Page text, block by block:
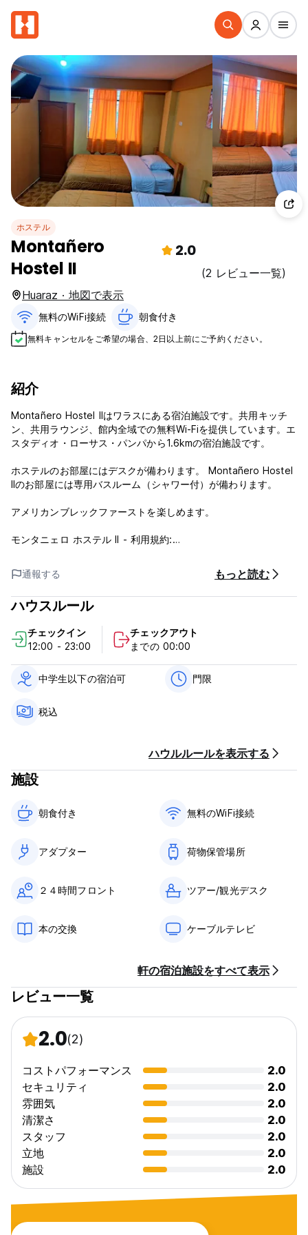
ホステル
Montañero
Hostel II
2.0
(2 レビュー一覧)
Huaraz · 地図で表示
無料のWiFi接続 朝食付き‎
無料キャンセルをご希望の場合、2日以上前にご予約ください。
紹介
Montañero Hostel IIはワラスにある宿泊施設です。共用キッチ
ン、共用ラウンジ、館内全域での無料Wi-Fiを提供しています。エ
スタディオ・ローサス・パンパから1.6kmの宿泊施設です。
ホステルのお部屋にはデスクが備わります。 Montañero Hostel
IIのお部屋には専用バスルーム（シャワー付）が備わります。
アメリカンブレックファーストを楽しめます。
モンタニェロ ホステル II - 利用規約:
キャンセルポリシー：ご到着の1日前まで。キャンセルが遅れた場
合、またはノーショーの場合は、滞在の最初の1泊分の料金が課金
されます。
11:00前にチェックアウトしてください。
到着時の支払いは現金のみとなります。
朝食は含まれておりません。
(Auto-translated from original language)
通報する もっと読む
ハウスルール
チェックイン
12:00 - 23:00
チェックアウト
までの 00:00
中学生以下の宿泊可 門限
税込
ハウルルールを表示する
施設
朝食付き‎ 無料のWiFi接続
アダプター 荷物保管場所
２４時間フロント ツアー/観光デスク
本の交換 ケーブルテレビ
軒の宿泊施設をすべて表示
レビュー一覧
2.0(2)
コストパフォーマンス
2.0
セキュリティ
2.0
雰囲気
2.0
清潔さ
2.0
スタッフ
2.0
立地
2.0
施設
2.0